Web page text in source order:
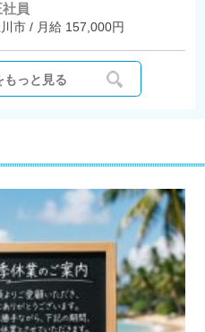
社員
市 / 月給 157,000円
もっと見る